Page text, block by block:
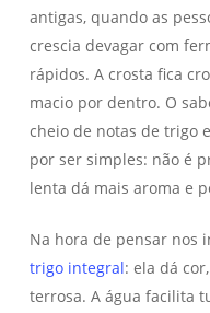
antigas, quando as
crescia devagar com
rápidos. A crosta fica
macio por dentro. O
cheio de notas de trigo
por ser simples: não é
lenta dá mais aroma e
Na hora de pensar nos
trigo integral: ela dá
terrosa. A água facilita